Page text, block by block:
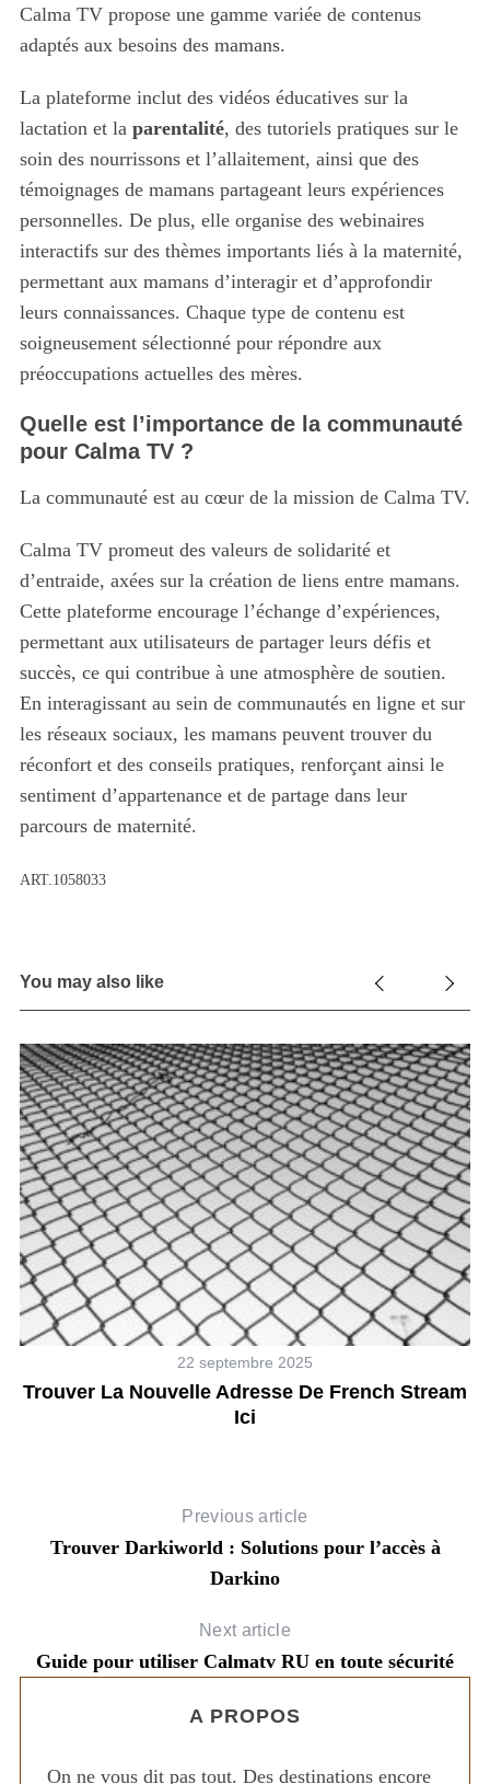
Calma TV propose une gamme variée de contenus
adaptés aux besoins des mamans.
La plateforme inclut des vidéos éducatives sur la
lactation et la parentalité, des tutoriels pratiques sur le
soin des nourrissons et l’allaitement, ainsi que des
témoignages de mamans partageant leurs expériences
personnelles. De plus, elle organise des webinaires
interactifs sur des thèmes importants liés à la maternité,
permettant aux mamans d’interagir et d’approfondir
leurs connaissances. Chaque type de contenu est
soigneusement sélectionné pour répondre aux
préoccupations actuelles des mères.
Quelle est l’importance de la communauté
pour Calma TV ?
La communauté est au cœur de la mission de Calma TV.
Calma TV promeut des valeurs de solidarité et
d’entraide, axées sur la création de liens entre mamans.
Cette plateforme encourage l’échange d’expériences,
permettant aux utilisateurs de partager leurs défis et
succès, ce qui contribue à une atmosphère de soutien.
En interagissant au sein de communautés en ligne et sur
les réseaux sociaux, les mamans peuvent trouver du
réconfort et des conseils pratiques, renforçant ainsi le
sentiment d’appartenance et de partage dans leur
parcours de maternité.
ART.1058033
You may also like
22 septembre 2025
Trouver La Nouvelle Adresse De French Stream
Ici
Previous article
Trouver Darkiworld : Solutions pour l’accès à
Darkino
Next article
Guide pour utiliser Calmatv RU en toute sécurité
A PROPOS
On ne vous dit pas tout. Des destinations encore